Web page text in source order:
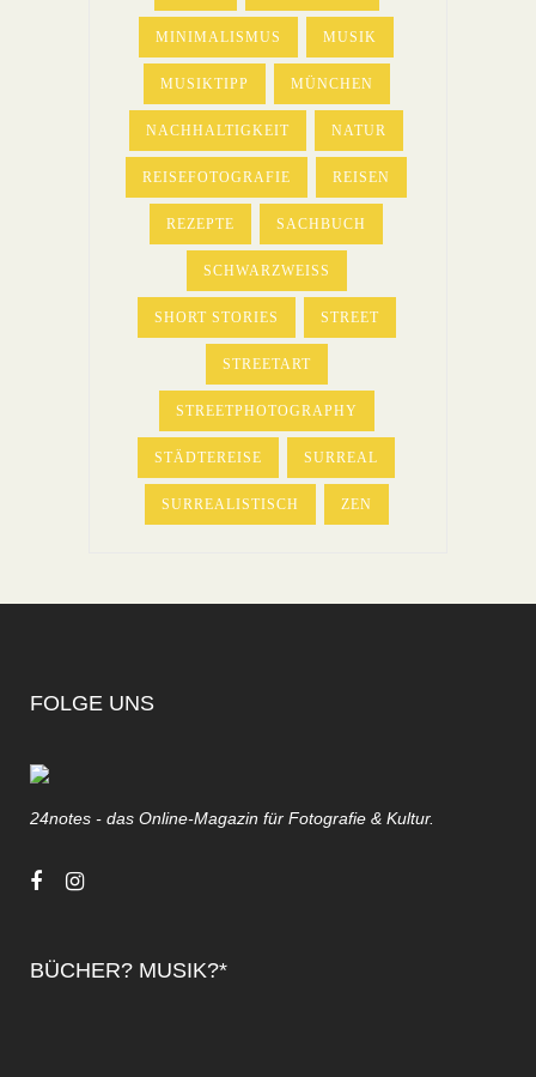
MINIMALISMUS MUSIK
MUSIKTIPP MÜNCHEN
NACHHALTIGKEIT NATUR
REISEFOTOGRAFIE REISEN
REZEPTE SACHBUCH
SCHWARZWEISS
SHORT STORIES STREET
STREETART
STREETPHOTOGRAPHY
STÄDTEREISE SURREAL
SURREALISTISCH ZEN
FOLGE UNS
24notes - das Online-Magazin für Fotografie & Kultur.
BÜCHER? MUSIK?*